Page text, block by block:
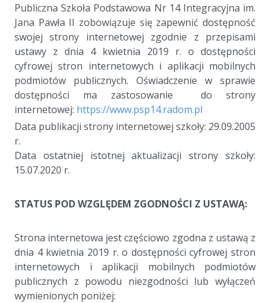
Publiczna Szkoła Podstawowa Nr 14 Integracyjna im.
Jana Pawła II zobowiązuje się zapewnić dostępność
swojej strony internetowej zgodnie z przepisami
ustawy z dnia 4 kwietnia 2019 r. o dostępności
cyfrowej stron internetowych i aplikacji mobilnych
podmiotów publicznych. Oświadczenie w sprawie
dostępności ma zastosowanie do strony
internetowej: https://www.psp14.radom.pl
Data publikacji strony internetowej szkoły: 29.09.2005
r.
Data ostatniej istotnej aktualizacji strony szkoły:
15.07.2020 r.
STATUS POD WZGLĘDEM ZGODNOŚCI Z USTAWĄ:
Strona internetowa jest częściowo zgodna z ustawą z
dnia 4 kwietnia 2019 r. o dostępności cyfrowej stron
internetowych i aplikacji mobilnych podmiotów
publicznych z powodu niezgodności lub wyłączeń
wymienionych poniżej: